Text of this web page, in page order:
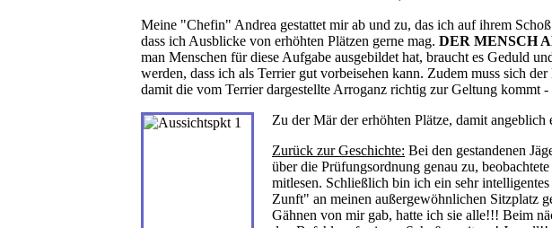
Meine "Chefin" Andrea gestattet mir ab und zu, das ich auf ihrem
dass ich Ausblicke von erhöhten Plätzen gerne mag. DER MENSCH
man Menschen für diese Aufgabe ausgebildet hat, braucht es Geduld
werden, dass ich als Terrier gut vorbeisehen kann. Zudem muss sich
damit die vom Terrier dargestellte Arroganz richtig zur Geltung kommt
Zu der Mär der erhöhten Plätze, damit
Zurück zur Geschichte: Bei den gestandenen
über die Prüfungsordnung genau zu,
mitlesen. Schließlich bin ich ein sehr
Zunft" an meinen außergewöhnlichen Sitzplatz
Gähnen von mir gab, hatte ich sie alle!!! Beim